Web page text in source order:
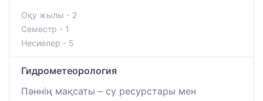
Оқу жылы - 2
Семестр - 1
Несиелер - 5
Гидрометеорология
Пәннің мақсаты – су ресурстары мен